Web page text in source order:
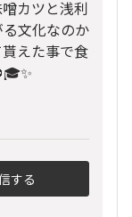
カツと浅利
文化なのか
えた事で食
する